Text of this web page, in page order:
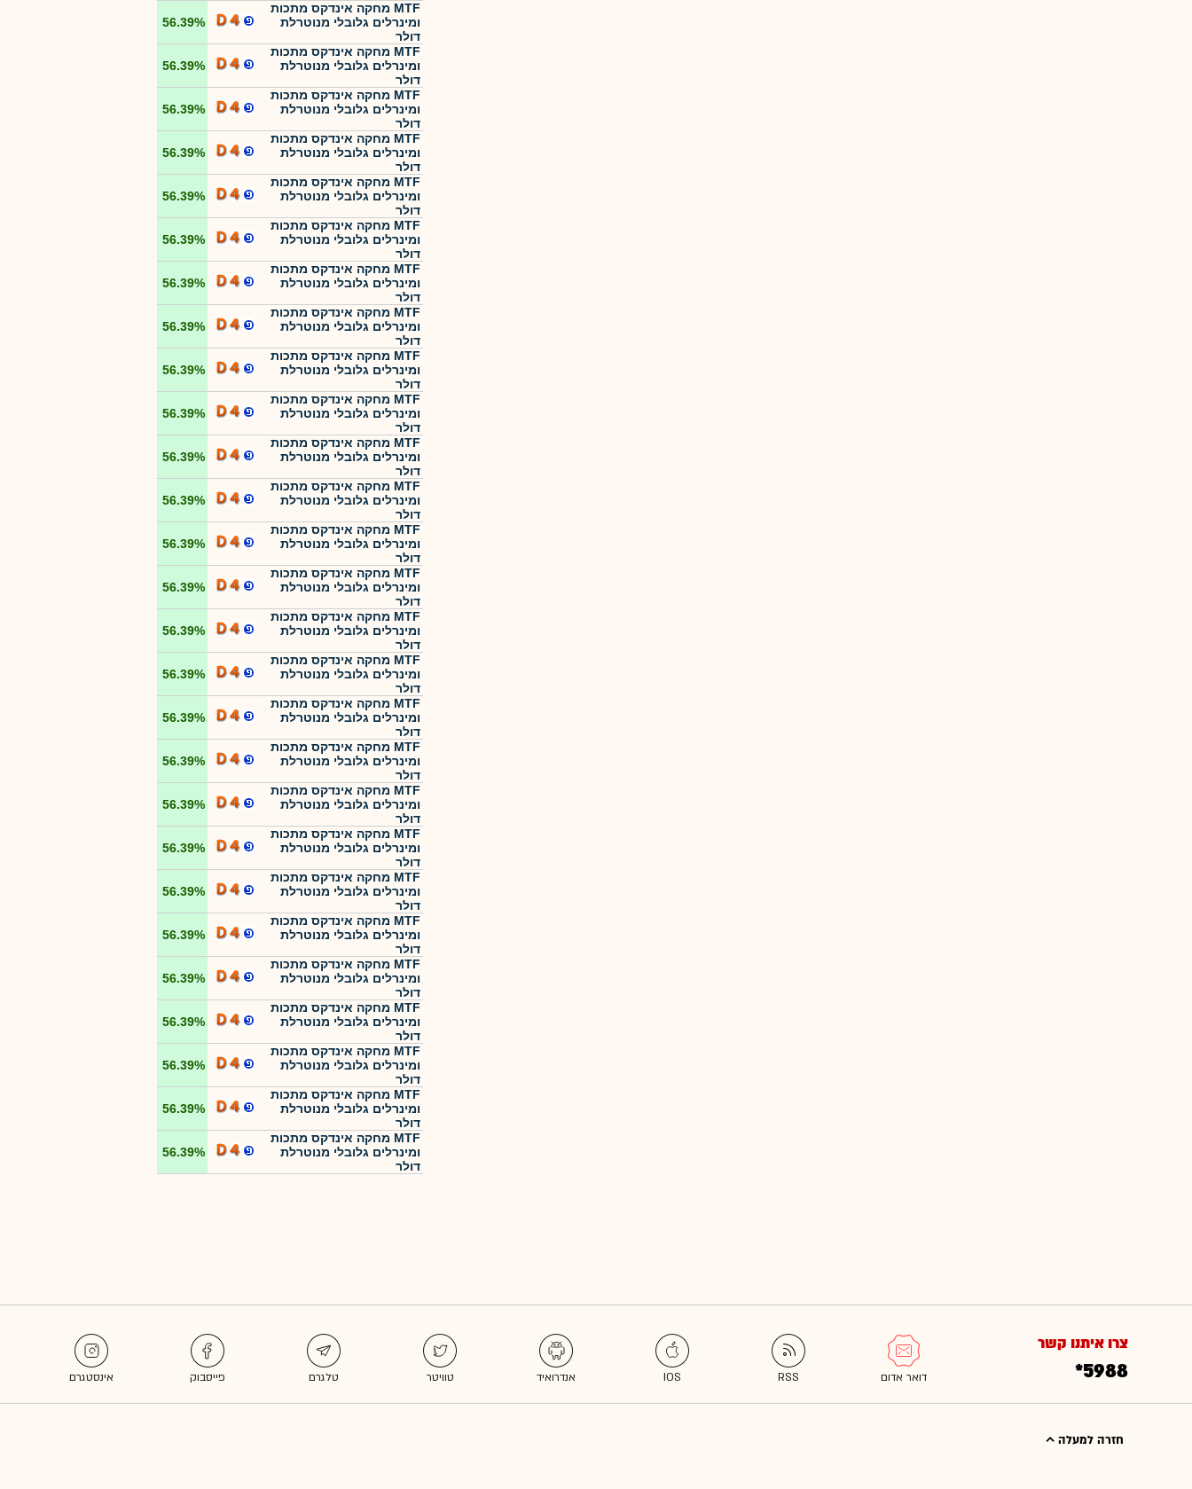
MTF מחקה אינדקס מתכות
ומינרלים גלובלי מנוטרלת
דולר
56.39%
MTF מחקה אינדקס מתכות
ומינרלים גלובלי מנוטרלת
דולר
56.39%
MTF מחקה אינדקס מתכות
ומינרלים גלובלי מנוטרלת
דולר
56.39%
MTF מחקה אינדקס מתכות
ומינרלים גלובלי מנוטרלת
דולר
56.39%
MTF מחקה אינדקס מתכות
ומינרלים גלובלי מנוטרלת
דולר
56.39%
MTF מחקה אינדקס מתכות
ומינרלים גלובלי מנוטרלת
דולר
56.39%
MTF מחקה אינדקס מתכות
ומינרלים גלובלי מנוטרלת
דולר
56.39%
MTF מחקה אינדקס מתכות
ומינרלים גלובלי מנוטרלת
דולר
56.39%
MTF מחקה אינדקס מתכות
ומינרלים גלובלי מנוטרלת
דולר
56.39%
MTF מחקה אינדקס מתכות
ומינרלים גלובלי מנוטרלת
דולר
56.39%
MTF מחקה אינדקס מתכות
ומינרלים גלובלי מנוטרלת
דולר
56.39%
MTF מחקה אינדקס מתכות
ומינרלים גלובלי מנוטרלת
דולר
56.39%
MTF מחקה אינדקס מתכות
ומינרלים גלובלי מנוטרלת
דולר
56.39%
MTF מחקה אינדקס מתכות
ומינרלים גלובלי מנוטרלת
דולר
56.39%
MTF מחקה אינדקס מתכות
ומינרלים גלובלי מנוטרלת
דולר
56.39%
MTF מחקה אינדקס מתכות
ומינרלים גלובלי מנוטרלת
דולר
56.39%
MTF מחקה אינדקס מתכות
ומינרלים גלובלי מנוטרלת
דולר
56.39%
MTF מחקה אינדקס מתכות
ומינרלים גלובלי מנוטרלת
דולר
56.39%
MTF מחקה אינדקס מתכות
ומינרלים גלובלי מנוטרלת
דולר
56.39%
MTF מחקה אינדקס מתכות
ומינרלים גלובלי מנוטרלת
דולר
56.39%
MTF מחקה אינדקס מתכות
ומינרלים גלובלי מנוטרלת
דולר
56.39%
MTF מחקה אינדקס מתכות
ומינרלים גלובלי מנוטרלת
דולר
56.39%
MTF מחקה אינדקס מתכות
ומינרלים גלובלי מנוטרלת
דולר
56.39%
MTF מחקה אינדקס מתכות
ומינרלים גלובלי מנוטרלת
דולר
56.39%
MTF מחקה אינדקס מתכות
ומינרלים גלובלי מנוטרלת
דולר
56.39%
MTF מחקה אינדקס מתכות
ומינרלים גלובלי מנוטרלת
דולר
56.39%
MTF מחקה אינדקס מתכות
ומינרלים גלובלי מנוטרלת
דולר
56.39%
צרו איתנו קשר
*5988
חזרה למעלה